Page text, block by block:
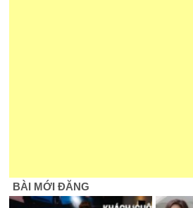
BÀI MỚI ĐĂNG